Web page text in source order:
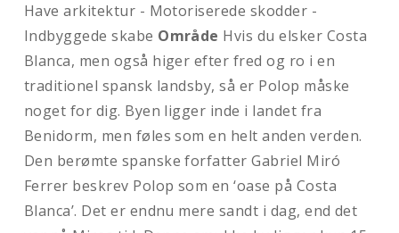
Have arkitektur - Motoriserede skodder -
Indbyggede skabe Område Hvis du elsker Costa
Blanca, men også higer efter fred og ro i en
traditionel spansk landsby, så er Polop måske
noget for dig. Byen ligger inde i landet fra
Benidorm, men føles som en helt anden verden.
Den berømte spanske forfatter Gabriel Miró
Ferrer beskrev Polop som en ‘oase på Costa
Blanca’. Det er endnu mere sandt i dag, end det